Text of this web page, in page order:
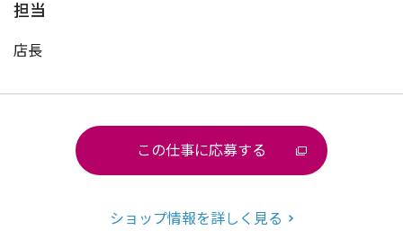
担当
店長
この仕事に応募する
ショップ情報を詳しく見る